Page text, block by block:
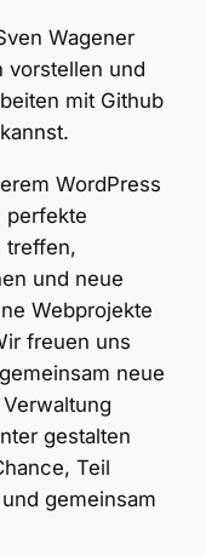
Wagener
vorstellen und
mit Github
WordPress
perfekte
treffen,
und neue
Webprojekte
freuen uns
neue
gestalten
Teil
gemeinsam